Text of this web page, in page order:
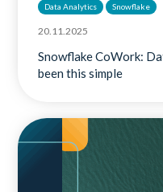
Data Analytics Snowflake
20.11.2025
Snowflake CoWork:
been this simple